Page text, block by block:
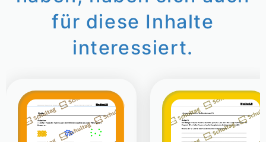
für diese Inhalte
interessiert.